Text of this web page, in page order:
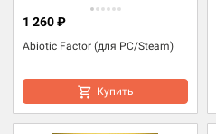
Abiotic Factor (для PC/Steam)
1 260 ₽
Купить